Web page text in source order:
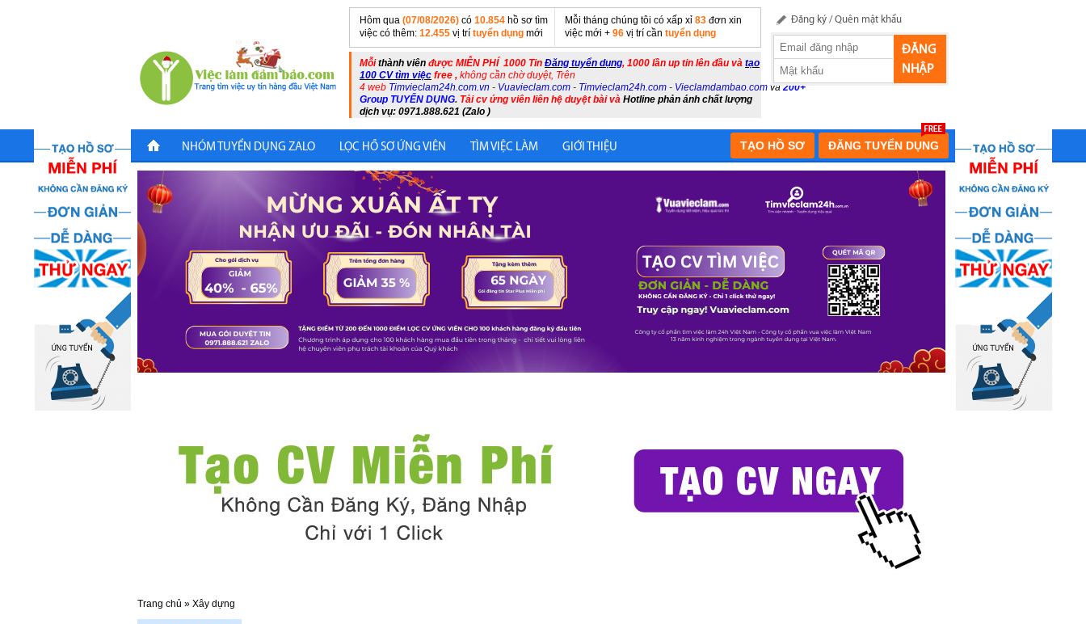
Hôm qua (07/08/2026) có 10.854 hồ sơ tìm
việc có thêm: 12.455 vị trí tuyển dụng mới
Mỗi tháng chúng tôi có xấp xỉ 83 đơn xin
việc mới + 96 vị trí cần tuyển dụng
Mỗithành viên được MIỄN PHÍ 1000 Tin Đăng tuyển dụng, 1000 lần up tin lên đầu và tạo
100 CV tìm việc free , không cần chờ duyệt, Trên
4 web Timvieclam24h.com.vn - Vuavieclam.com - Timvieclam24h.com - Vieclamdambao.com và 200+
Group TUYỂN DỤNG. Tải cv ứng viên liên hệ duyệt bài và Hotline phản ánh chất lượng
dịch vụ: 0971.888.621 (Zalo )
Đăng ký /Quên mật khẩu
ĐĂNG
NHẬP
NHÓM TUYỂN DỤNG ZALO LỌC HỒ SƠ ỨNG VIÊN TÌM VIỆC LÀM GIỚI THIỆU ĐĂNG TUYỂN DỤNG
TẠO HỒ SƠ
Trang chủ » Xây dựng